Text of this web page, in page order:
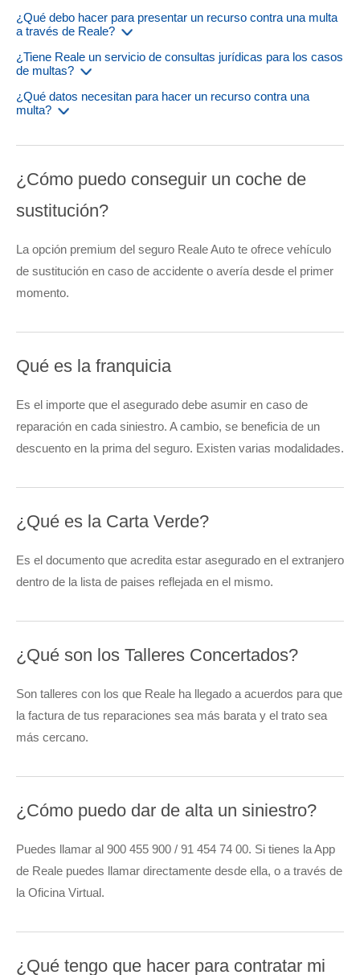
¿Qué debo hacer para presentar un recurso contra una multa
a través de Reale?
¿Tiene Reale un servicio de consultas jurídicas para los casos
de multas?
¿Qué datos necesitan para hacer un recurso contra una
multa?
¿Cómo puedo conseguir un coche de
sustitución?
La opción premium del seguro Reale Auto te ofrece vehículo
de sustitución en caso de accidente o avería desde el primer
momento.
Qué es la franquicia
Es el importe que el asegurado debe asumir en caso de
reparación en cada siniestro. A cambio, se beneficia de un
descuento en la prima del seguro. Existen varias modalidades.
¿Qué es la Carta Verde?
Es el documento que acredita estar asegurado en el extranjero
dentro de la lista de paises reflejada en el mismo.
¿Qué son los Talleres Concertados?
Son talleres con los que Reale ha llegado a acuerdos para que
la factura de tus reparaciones sea más barata y el trato sea
más cercano.
¿Cómo puedo dar de alta un siniestro?
Puedes llamar al 900 455 900 / 91 454 74 00. Si tienes la App
de Reale puedes llamar directamente desde ella, o a través de
la Oficina Virtual.
¿Qué tengo que hacer para contratar mi